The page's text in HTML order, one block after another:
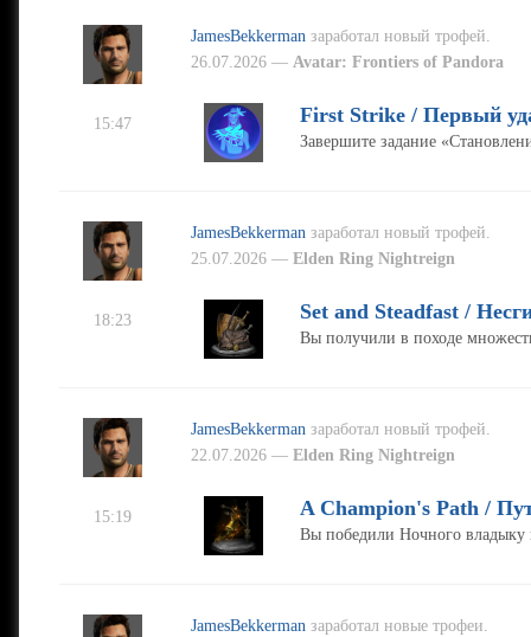
JamesBekkerman заработал новый трофей.
26.07.2026 —Avatar: Frontiers of Pandora
15:47 First Strike / Первый
Завершите задание
JamesBekkerman заработал новый трофей.
25.07.2026 —Elden Ring Nightreign
18:23 Set and Steadfast /
Вы получили в походе
JamesBekkerman заработал новый трофей.
22.07.2026 —Elden Ring Nightreign
15:19 A Champion's Path /
Вы победили Ночного владыку
JamesBekkerman заработал новые трофеи.